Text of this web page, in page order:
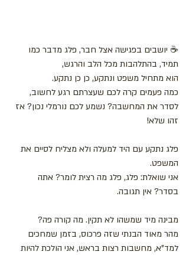
☕ יושבים בפגישה אצל חבר, פלג מדבר כמו
תמיד, בהתלהבות מכל הלב והרגש,
הוא מתחיל משפט ונתקע, כן כן נתקע.
כמה פעמים קרה לכם שעצרתם רגע לחשוב,
לסדר את המחשבה? נשמע לכם נורמלי נכון? אז
זהו שלא!
פלג נתקע עם היד למעלה ולא מצליח לסיים את
המשפט.
אני שואלת: פלג, פלג מה רצית לומר? אתה
בסדר? אין תגובה.
מבינה מיד שמשהו לא תקין. מה קורה פה?
מהר מאוד הבנתי שזה פרכוס, בזמן שמחכים
למד"א, מחשבות רצות בראש, אני הולכת להיות